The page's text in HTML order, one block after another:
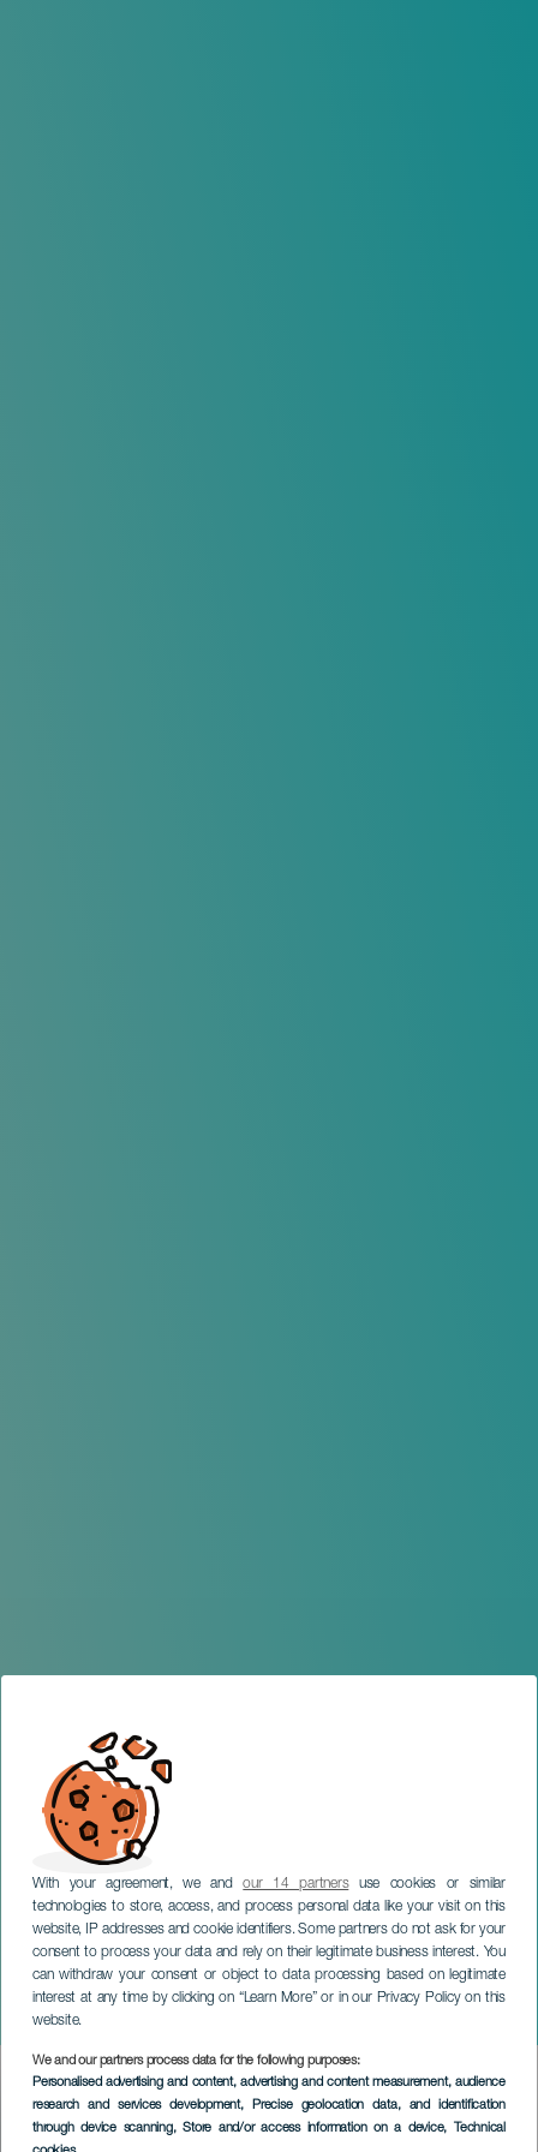
With your agreement, we andour 14 partnersuse cookies or similar
technologies to store, access, and process personal data like your visit on this
website, IP addresses and cookie identifiers. Some partners do not ask for your
consent to process your data and rely on their legitimate business interest. You
can withdraw your consent or object to data processing based on legitimate
interest at any time by clicking on “Learn More” or in our Privacy Policy on this
website.
We and our partners process data for the following purposes:
Personalised advertising and content, advertising and content measurement, audience
research and services development, Precise geolocation data, and identification
through device scanning, Store and/or access information on a device, Technical
Ballets de Tenerife. Raíces
TENERIFE
Imagen
Listado